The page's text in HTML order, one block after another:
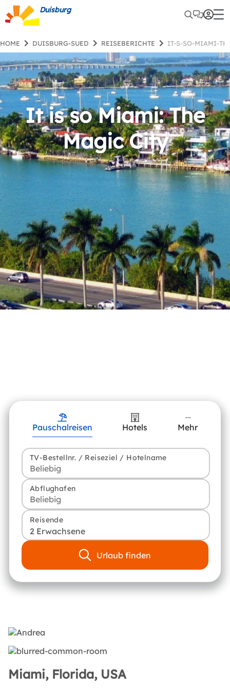
Duisburg
HOME DUISBURG-SUED REISEBERICHTE IT-S-SO-MIAMI-
It is so Miami: The
Magic City
Pauschalreisen Hotels Mehr
TV-Bestellnr. / Reiseziel / Hotelname
Abflughafen
Reisende
2 Erwachsene
Urlaub finden
Miami, Florida, USA